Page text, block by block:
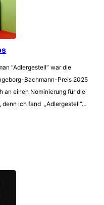
“Adlergestell” war die
Bachmann-Preis 2025
an einen Nominierung für die
denn ich fand „Adlergestell“…